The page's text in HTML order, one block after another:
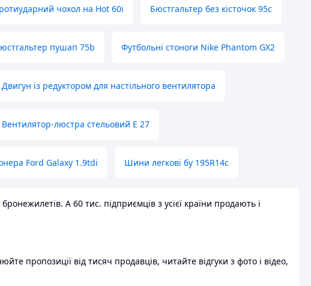
чохол на Hot 60i Бюстгальтер без кісточок 95с
пушап 75b Футбольні стоноги Nike Phantom GX2
Двигун із редуктором для настільного вентилятора
Вентилятор-люстра стельовий E 27
Ford Galaxy 1.9tdi Шини легкові бу 195R14c
А 60 тис. підприємців з усієї країни продають і
пропозиції від тисяч продавців, читайте відгуки з фото і відео,